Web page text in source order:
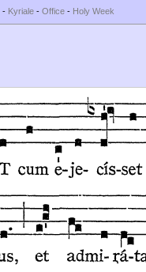
- Kyriale - Office - Holy Week